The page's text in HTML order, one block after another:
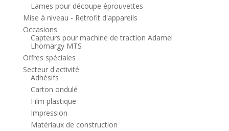
Lames pour découpe éprouvettes
Mise à niveau - Retrofit d'appareils
Occasions
Capteurs pour machine de traction Adamel
Lhomargy MTS
Offres spéciales
Secteur d'activité
Adhésifs
Carton ondulé
Film plastique
Impression
Matériaux de construction